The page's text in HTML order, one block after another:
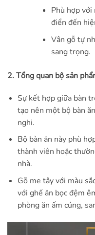
Phù hợp với
điển đến
Vân gỗ tự
sang trọng.
2. Tổng quan bộ sản
Sự kết hợp giữa bàn
tạo nên một bộ bàn
nghi.
Bộ bàn ăn này phù
thành viên hoặc
nhà.
Gỗ me tây với màu
với ghế ăn bọc đệm
phòng ăn ấm cúng,